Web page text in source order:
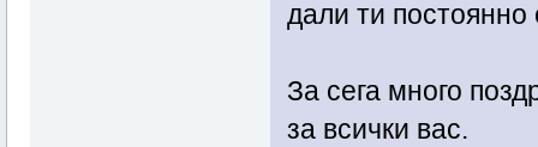
дали ти
За сега много
за всички вас.